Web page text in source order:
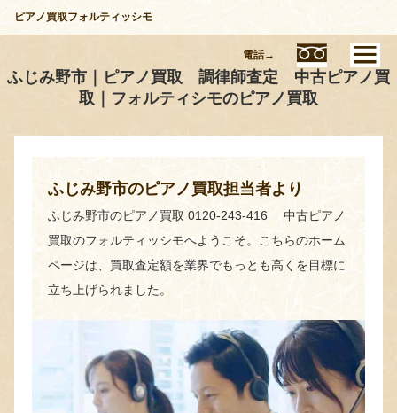
ピアノ買取フォルティッシモ
ふじみ野市｜ピアノ買取 調律師査定 中古ピアノ買
取｜フォルティシモのピアノ買取
ふじみ野市のピアノ買取担当者より
ふじみ野市のピアノ買取 0120-243-416 中古ピアノ
買取のフォルティッシモへようこそ。こちらのホーム
ページは、買取査定額を業界でもっとも高くを目標に
立ち上げられました。
電話→